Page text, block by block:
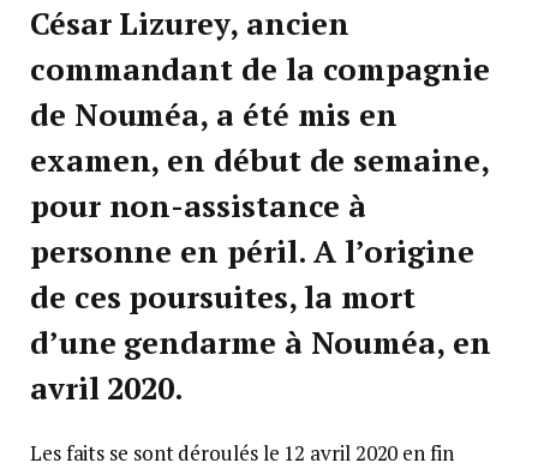
César Lizurey, ancien
commandant de la compagnie
de Nouméa, a été mis en
examen, en début de semaine,
pour non-assistance à
personne en péril. A l’origine
de ces poursuites, la mort
d’une gendarme à Nouméa, en
avril 2020.
Les faits se sont déroulés le 12 avril 2020 en fin